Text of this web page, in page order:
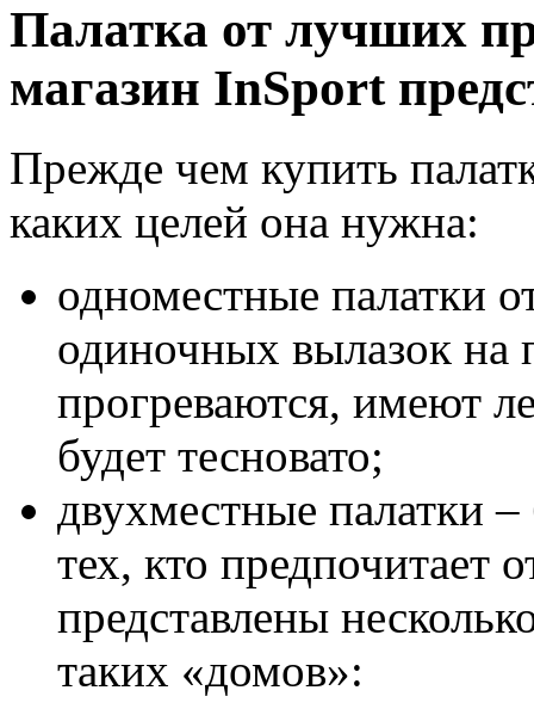
Палатка от лучших
магазин InSport
Прежде чем купить
каких целей она нужна:
одноместные палатки
одиночных вылазок
прогреваются, имеют
будет тесновато;
двухместные палатки
тех, кто предпочитает
представлены
таких «домов»: